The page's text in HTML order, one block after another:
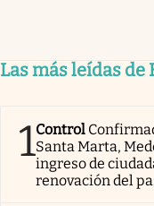
Las más leídas
1Control
Santa Marta,
ingreso de
renovación del